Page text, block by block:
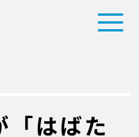
「はばた